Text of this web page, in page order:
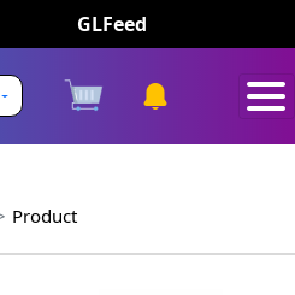
GLFeed
Product